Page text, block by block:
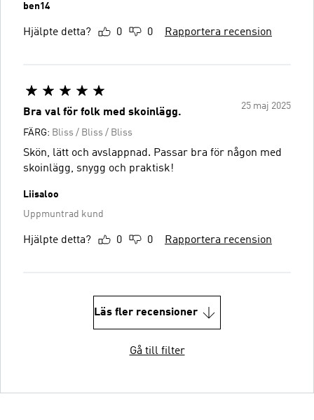
ben14
Hjälpte detta? 0 0 Rapportera recension
25 maj 2025
Bra val för folk med skoinlägg.
FÄRG: Bliss / Bliss / Bliss
Skön, lätt och avslappnad. Passar bra för någon med
skoinlägg, snygg och praktisk!
Liisaloo
Uppmuntrad kund
Hjälpte detta? 0 0 Rapportera recension
Läs fler recensioner
Gå till filter